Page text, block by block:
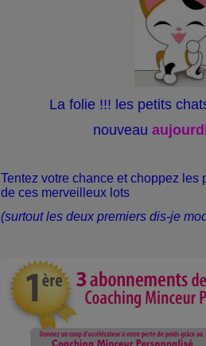
La folie !!! les petits
nouveau
Tentez votre chance et choppez les
de ces merveilleux lots
(surtout les deux premiers dis-je